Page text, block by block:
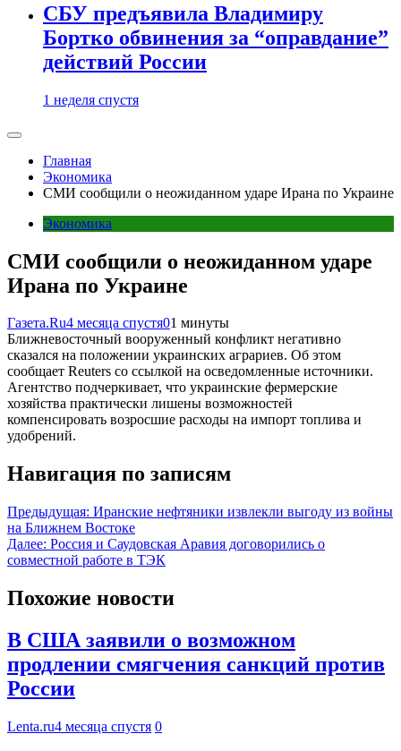
СБУ предъявила Владимиру
Бортко обвинения за “оправдание”
действий России
1 неделя спустя
Главная
Экономика
СМИ сообщили о неожиданном ударе Ирана по Украине
Экономика
СМИ сообщили о неожиданном ударе
Ирана по Украине
Газета.Ru4 месяца спустя01 минуты
Ближневосточный вооруженный конфликт негативно
сказался на положении украинских аграриев. Об этом
сообщает Reuters со ссылкой на осведомленные источники.
Агентство подчеркивает, что украинские фермерские
хозяйства практически лишены возможностей
компенсировать возросшие расходы на импорт топлива и
удобрений.
Навигация по записям
Предыдущая: Иранские нефтяники извлекли выгоду из войны
на Ближнем Востоке
Далее: Россия и Саудовская Аравия договорились о
совместной работе в ТЭК
Похожие новости
В США заявили о возможном
продлении смягчения санкций против
России
Lenta.ru4 месяца спустя 0